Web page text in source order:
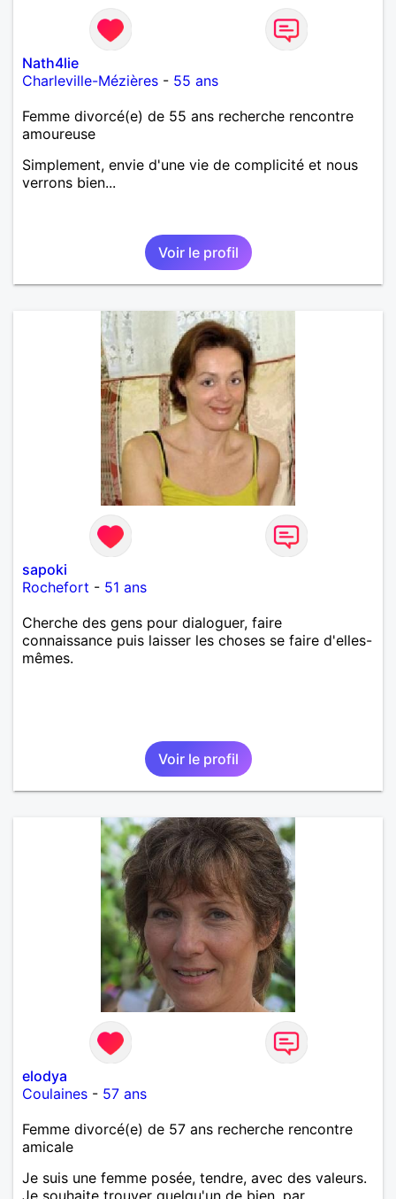
Nath4lie
Charleville-Mézières - 55 ans
Femme divorcé(e) de 55 ans recherche rencontre
amoureuse
Simplement, envie d'une vie de complicité et nous
verrons bien...
Voir le profil
sapoki
Rochefort - 51 ans
Cherche des gens pour dialoguer, faire
connaissance puis laisser les choses se faire d'elles-
mêmes.
Voir le profil
elodya
Coulaines - 57 ans
Femme divorcé(e) de 57 ans recherche rencontre
amicale
Je suis une femme posée, tendre, avec des valeurs.
Je souhaite trouver quelqu'un de bien, par